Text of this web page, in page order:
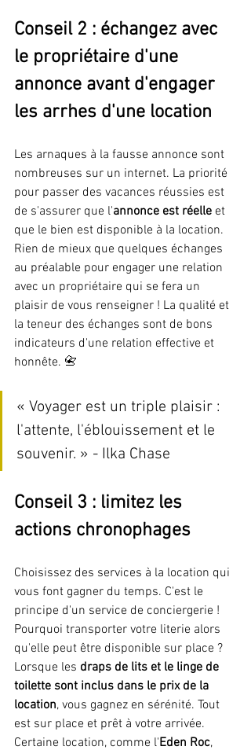
Conseil 2 : échangez avec
le propriétaire d'une
annonce avant d'engager
les arrhes d'une location
Les arnaques à la fausse annonce sont
nombreuses sur un internet. La priorité
pour passer des vacances réussies est
de s'assurer que l'annonce est réelle et
que le bien est disponible à la location.
Rien de mieux que quelques échanges
au préalable pour engager une relation
avec un propriétaire qui se fera un
plaisir de vous renseigner ! La qualité et
la teneur des échanges sont de bons
indicateurs d'une relation effective et
honnête. 📇
« Voyager est un triple plaisir :
l'attente, l'éblouissement et le
souvenir. » - Ilka Chase
Conseil 3 : limitez les
actions chronophages
Choisissez des services à la location qui
vous font gagner du temps. C'est le
principe d'un service de conciergerie !
Pourquoi transporter votre literie alors
qu'elle peut être disponible sur place ?
Lorsque les draps de lits et le linge de
toilette sont inclus dans le prix de la
location, vous gagnez en sérénité. Tout
est sur place et prêt à votre arrivée.
Certaine location, comme l'Eden Roc,